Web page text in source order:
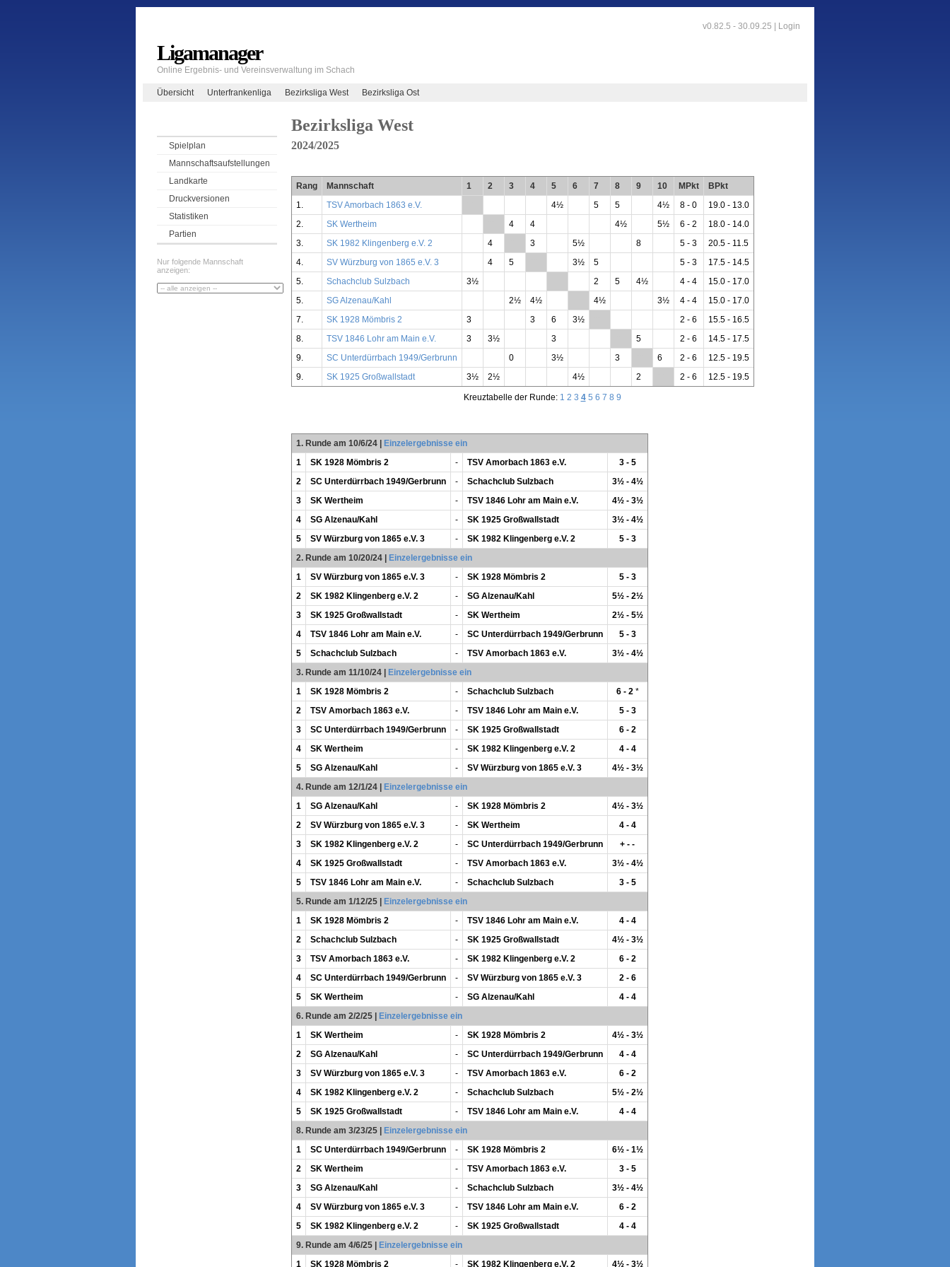
v0.82.5 - 30.09.25 | Login
Ligamanager
Online Ergebnis- und Vereinsverwaltung im Schach
Übersicht Unterfrankenliga Bezirksliga West Bezirksliga Ost
Spielplan
Mannschaftsaufstellungen
Landkarte
Druckversionen
Statistiken
Partien
Nur folgende Mannschaft
anzeigen:
Bezirksliga West
2024/2025
Rang Mannschaft 1 2 3 4 5 6 7 8 9 10 MPkt
BPkt
1.
TSV Amorbach 1863 e.V. 4½ 5 5 4½ 8 - 0
19.0 - 13.0
2.
SK Wertheim 4 4 4½ 5½ 6 - 2
18.0 - 14.0
3.
SK 1982 Klingenberg e.V. 2 4 3 5½ 8 5 - 3
20.5 - 11.5
4.
SV Würzburg von 1865 e.V. 3 4 5 3½ 5 5 - 3
17.5 - 14.5
5.
Schachclub Sulzbach 3½ 2 5 4½ 4 - 4
15.0 - 17.0
5.
SG Alzenau/Kahl 2½ 4½ 4½ 3½ 4 - 4
15.0 - 17.0
7.
SK 1928 Mömbris 2 3 3 6 3½ 2 - 6
15.5 - 16.5
8.
TSV 1846 Lohr am Main e.V. 3 3½ 3 5 2 - 6
14.5 - 17.5
9.
SC Unterdürrbach 1949/Gerbrunn 0 3½ 3 6 2 - 6
12.5 - 19.5
9.
SK 1925 Großwallstadt 3½ 2½ 4½ 2 2 - 6 12.5 - 19.5
Kreuztabelle der Runde: 1 2 3 4 5 6 7 8 9
1. Runde am 10/6/24| Einzelergebnisse ein
1
SK 1928 Mömbris 2 - TSV Amorbach 1863 e.V.
3 - 5
2
SC Unterdürrbach 1949/Gerbrunn - Schachclub Sulzbach
3½ - 4½
3
SK Wertheim - TSV 1846 Lohr am Main e.V.
4½ - 3½
4
SG Alzenau/Kahl - SK 1925 Großwallstadt
3½ - 4½
5
SV Würzburg von 1865 e.V. 3 - SK 1982 Klingenberg e.V. 2
5 - 3
2. Runde am 10/20/24| Einzelergebnisse ein
1
SV Würzburg von 1865 e.V. 3 - SK 1928 Mömbris 2
5 - 3
2
SK 1982 Klingenberg e.V. 2 - SG Alzenau/Kahl
5½ - 2½
3
SK 1925 Großwallstadt - SK Wertheim
2½ - 5½
4
TSV 1846 Lohr am Main e.V. - SC Unterdürrbach 1949/Gerbrunn
5 - 3
5
Schachclub Sulzbach - TSV Amorbach 1863 e.V.
3½ - 4½
3. Runde am 11/10/24| Einzelergebnisse ein
1
SK 1928 Mömbris 2 - Schachclub Sulzbach 6 - 2 *
2
TSV Amorbach 1863 e.V. - TSV 1846 Lohr am Main e.V.
5 - 3
3
SC Unterdürrbach 1949/Gerbrunn - SK 1925 Großwallstadt
6 - 2
4
SK Wertheim - SK 1982 Klingenberg e.V. 2
4 - 4
5
SG Alzenau/Kahl - SV Würzburg von 1865 e.V. 3
4½ - 3½
4. Runde am 12/1/24| Einzelergebnisse ein
1
SG Alzenau/Kahl - SK 1928 Mömbris 2
4½ - 3½
2
SV Würzburg von 1865 e.V. 3 - SK Wertheim
4 - 4
3
SK 1982 Klingenberg e.V. 2 - SC Unterdürrbach 1949/Gerbrunn
+ - -
4
SK 1925 Großwallstadt - TSV Amorbach 1863 e.V.
3½ - 4½
5
TSV 1846 Lohr am Main e.V. - Schachclub Sulzbach
3 - 5
5. Runde am 1/12/25| Einzelergebnisse ein
1
SK 1928 Mömbris 2 - TSV 1846 Lohr am Main e.V.
4 - 4
2
Schachclub Sulzbach - SK 1925 Großwallstadt
4½ - 3½
3
TSV Amorbach 1863 e.V. - SK 1982 Klingenberg e.V. 2
6 - 2
4
SC Unterdürrbach 1949/Gerbrunn - SV Würzburg von 1865 e.V. 3
2 - 6
5
SK Wertheim - SG Alzenau/Kahl
4 - 4
6. Runde am 2/2/25| Einzelergebnisse ein
1
SK Wertheim - SK 1928 Mömbris 2
4½ - 3½
2
SG Alzenau/Kahl - SC Unterdürrbach 1949/Gerbrunn
4 - 4
3
SV Würzburg von 1865 e.V. 3 - TSV Amorbach 1863 e.V.
6 - 2
4
SK 1982 Klingenberg e.V. 2 - Schachclub Sulzbach
5½ - 2½
5
SK 1925 Großwallstadt - TSV 1846 Lohr am Main e.V.
4 - 4
8. Runde am 3/23/25| Einzelergebnisse ein
1
SC Unterdürrbach 1949/Gerbrunn - SK 1928 Mömbris 2
6½ - 1½
2
SK Wertheim - TSV Amorbach 1863 e.V.
3 - 5
3
SG Alzenau/Kahl - Schachclub Sulzbach
3½ - 4½
4
SV Würzburg von 1865 e.V. 3 - TSV 1846 Lohr am Main e.V.
6 - 2
5
SK 1982 Klingenberg e.V. 2 - SK 1925 Großwallstadt
4 - 4
9. Runde am 4/6/25| Einzelergebnisse ein
1
SK 1928 Mömbris 2 - SK 1982 Klingenberg e.V. 2 4½ - 3½